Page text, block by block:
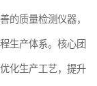
的质量检测仪器，
生产体系。核心团
化生产工艺，提升